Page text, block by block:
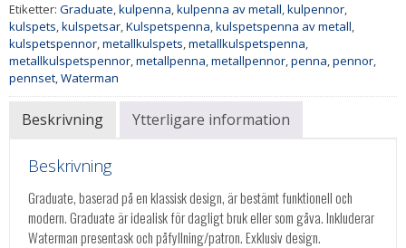
Etiketter: Graduate,kulpenna,kulpenna av metall,kulpennor,
kulspets,kulspetsar,Kulspetspenna,kulspetspenna av metall,
kulspetspennor,metallkulspets,metallkulspetspenna,
metallkulspetspennor,metallpenna,metallpennor,penna,pennor,
pennset,Waterman
Beskrivning Ytterligare information
Beskrivning
Graduate, baserad på en klassisk design, är bestämt funktionell och
modern. Graduate är idealisk för dagligt bruk eller som gåva. Inkluderar
Waterman presentask och påfyllning/patron. Exklusiv design.